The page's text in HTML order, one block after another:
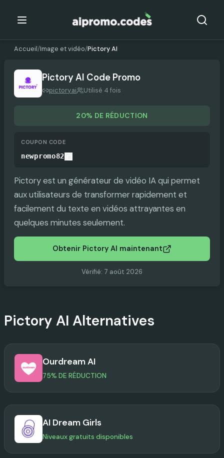
Accueil/Image et vidéo/Pictory AI
Pictory AI Code Promo
pictory.ai Utilisé 4 fois
20% DE RÉDUCTION
COUPON CODE
newpromo82
Pictory est un générateur de vidéo IA qui permet
aux utilisateurs de transformer rapidement et
facilement du texte en vidéos attrayantes en
quelques minutes seulement.
Obtenir Pictory AI maintenant
Vérifié: 7 août 2026
Pictory AI Alternatives
Ourdream AI
75% DE RÉDUCTION
AI Dream Girls
Niveaux gratuits disponibles